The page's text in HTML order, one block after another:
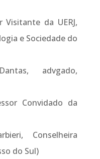
Visitante da UERJ,
e Sociedade do
advgado,
Convidado da
Conselheira
do Sul)